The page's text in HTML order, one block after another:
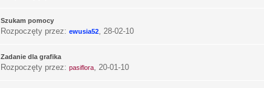
Szukam pomocy
Rozpoczęty przez: ewusia52, 28-02-10
Zadanie dla grafika
Rozpoczęty przez: pasiflora, 20-01-10